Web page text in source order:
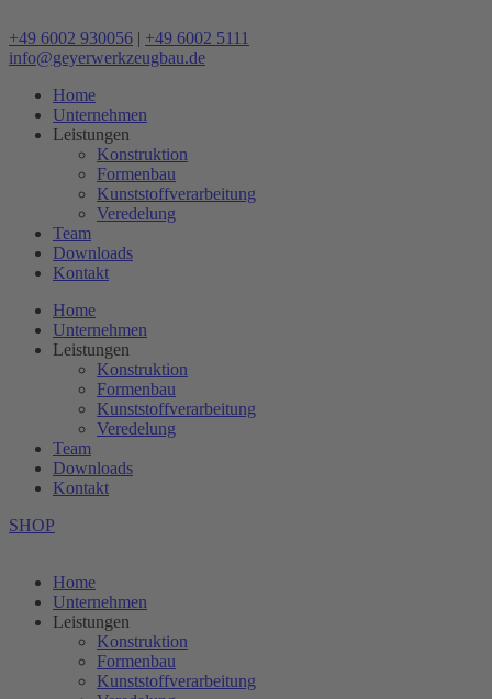
Inhalt
wechseln
+49 6002 930056 | +49 6002 5111
info@geyerwerkzeugbau.de
Home
Unternehmen
Leistungen
Konstruktion
Formenbau
Kunststoffverarbeitung
Veredelung
Team
Downloads
Kontakt
Home
Unternehmen
Leistungen
Konstruktion
Formenbau
Kunststoffverarbeitung
Veredelung
Team
Downloads
Kontakt
SHOP
Home
Unternehmen
Leistungen
Konstruktion
Formenbau
Kunststoffverarbeitung